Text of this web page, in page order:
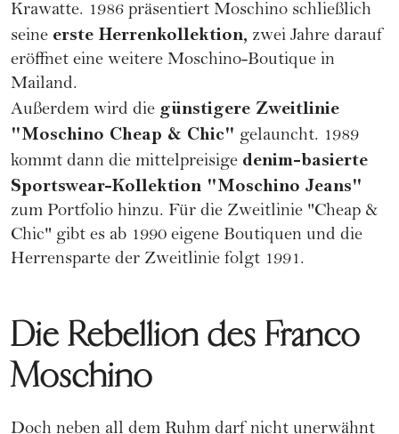
Krawatte. 1986 präsentiert Moschino schließlich
seine erste Herrenkollektion, zwei Jahre darauf
eröffnet eine weitere Moschino-Boutique in
Mailand.
Außerdem wird die günstigere Zweitlinie
"Moschino Cheap & Chic" gelauncht. 1989
kommt dann die mittelpreisige denim-basierte
Sportswear-Kollektion "Moschino Jeans"
zum Portfolio hinzu. Für die Zweitlinie "Cheap &
Chic" gibt es ab 1990 eigene Boutiquen und die
Herrensparte der Zweitlinie folgt 1991.
Die Rebellion des Franco
Moschino